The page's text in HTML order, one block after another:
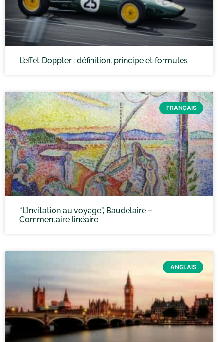
L’effet Doppler : définition, principe et formules
FRANÇAIS
“L’Invitation au voyage”, Baudelaire –
Commentaire linéaire
ANGLAIS